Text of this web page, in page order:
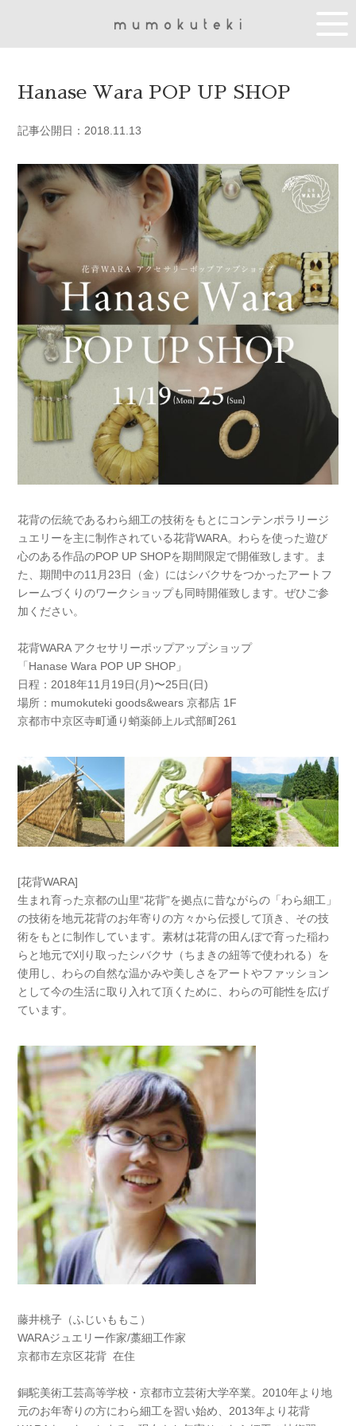
Hanase Wara POP UP SHOP
記事公開日：2018.11.13
花背の伝統であるわら細工の技術をもとにコンテンポラリージ
ュエリーを主に制作されている花背WARA。わらを使った遊び
心のある作品のPOP UP SHOPを期間限定で開催致します。ま
た、期間中の11月23日（金）にはシバクサをつかったアートフ
レームづくりのワークショップも同時開催致します。ぜひご参
加ください。
花背WARA アクセサリーポップアップショップ
「Hanase Wara POP UP SHOP」
日程：2018年11月19日(月)〜25日(日)
場所：mumokuteki goods&wears 京都店 1F
京都市中京区寺町通り蛸薬師上ル式部町261
[花背WARA]
生まれ育った京都の山里“花背”を拠点に昔ながらの「わら細工」
の技術を地元花背のお年寄りの方々から伝授して頂き、その技
術をもとに制作しています。素材は花背の田んぼで育った稲わ
らと地元で刈り取ったシバクサ（ちまきの紐等で使われる）を
使用し、わらの自然な温かみや美しさをアートやファッション
として今の生活に取り入れて頂くために、わらの可能性を広げ
ています。
藤井桃子（ふじいももこ）
WARAジュエリー作家/藁細工作家
京都市左京区花背 在住
銅駝美術工芸高等学校・京都市立芸術大学卒業。2010年より地
元のお年寄りの方にわら細工を習い始め、2013年より花背